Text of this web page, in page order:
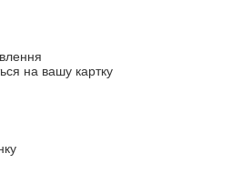
на вашу картку